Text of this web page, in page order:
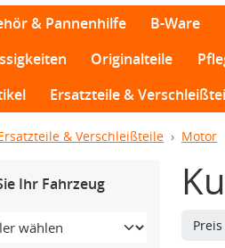
& Pannenhilfe B-Ware
Originalteile
Ersatzteile &
& Verschleißteile Motor
Ihr Fahrzeug
Preis